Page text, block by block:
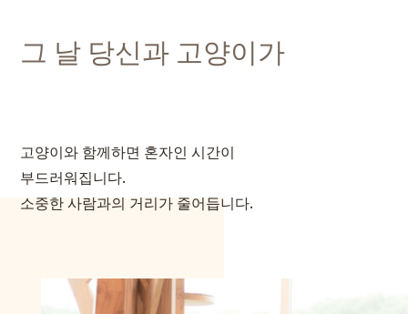
그 날 당신과 고양이가
고양이와 함께하면 혼자인 시간이
부드러워집니다.
소중한 사람과의 거리가 줄어듭니다.